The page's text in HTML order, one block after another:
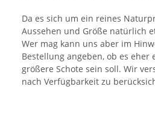
Da es sich um ein reines
Aussehen und Größe natürlich
Wer mag kann uns aber im
Bestellung angeben, ob es eher
größere Schote sein soll. Wir
nach Verfügbarkeit zu